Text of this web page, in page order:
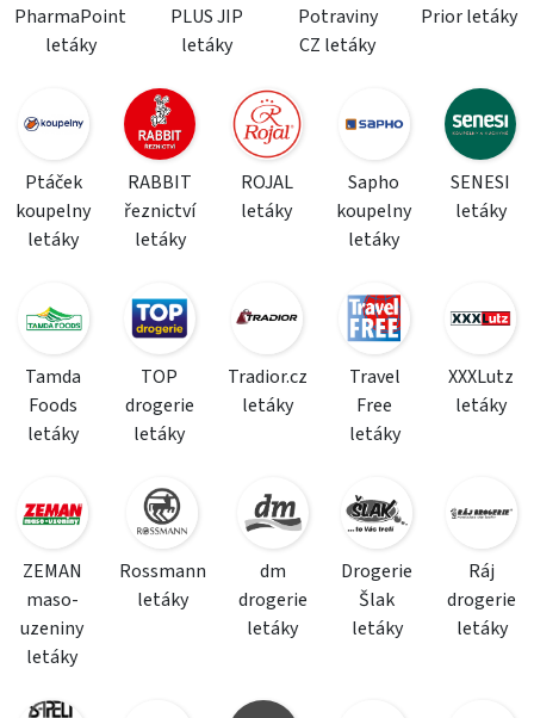
PharmaPoint
letáky
PLUS JIP
letáky
Potraviny
CZ letáky
Prior letáky
Ptáček
koupelny
letáky
RABBIT
řeznictví
letáky
ROJAL
letáky
Sapho
koupelny
letáky
SENESI
letáky
Tamda
Foods
letáky
TOP
drogerie
letáky
Tradior.cz
letáky
Travel
Free
letáky
XXXLutz
letáky
ZEMAN
maso-
uzeniny
letáky
Rossmann
letáky
dm
drogerie
letáky
Drogerie
Šlak
letáky
Ráj
drogerie
letáky